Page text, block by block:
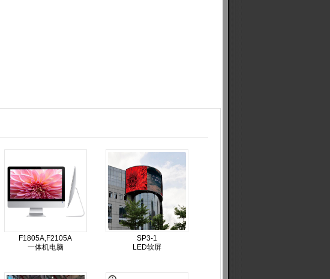
F1805A,F2105A
一体机电脑
SP3-1
LED软屏